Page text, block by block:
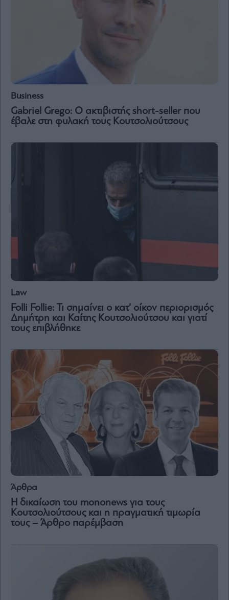
Business
Gabriel Grego: Ο ακτιβιστής short-seller που
έβαλε στη φυλακή τους Κουτσολιούτσους
Law
Folli Follie: Τι σημαίνει ο κατ’ οίκον περιορισμός
Δημήτρη και Καίτης Κουτσολιούτσου και γιατί
τους επιβλήθηκε
Άρθρα
Η δικαίωση του mononews για τους
Κουτσολιούτσους και η πραγματική τιμωρία
τους – Άρθρο παρέμβαση